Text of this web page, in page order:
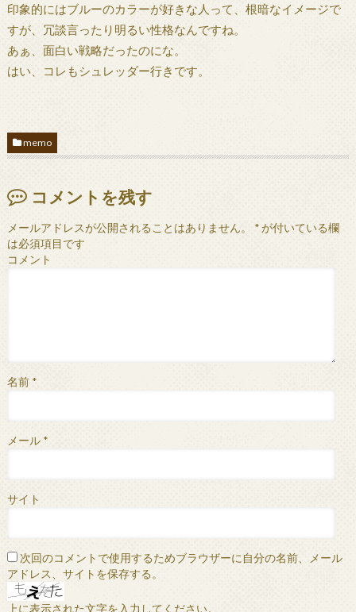
印象的にはブルーのカラーが好きな人って、根暗なイメージで
すが、冗談言ったり明るい性格なんですね。
あぁ、面白い戦略だったのにな。
はい、コレもシュレッダー行きです。
memo
コメントを残す
メールアドレスが公開されることはありません。 *が付いている欄
は必須項目です
コメント
名前 *
メール *
サイト
次回のコメントで使用するためブラウザーに自分の名前、メール
アドレス、サイトを保存する。
上に表示された文字を入力してください。